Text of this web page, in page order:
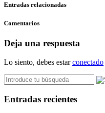
Entradas relacionadas
Comentarios
Deja una respuesta
Lo siento, debes estarconectado
Entradas recientes